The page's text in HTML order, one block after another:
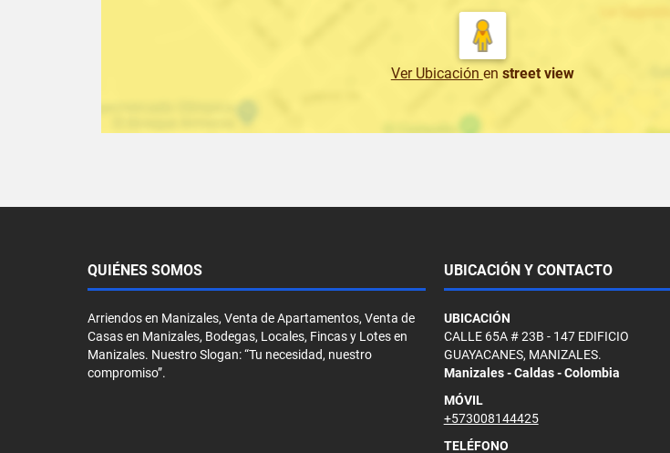
Ver Ubicación en street view
QUIÉNES SOMOS
Arriendos en Manizales, Venta de Apartamentos, Venta de
Casas en Manizales, Bodegas, Locales, Fincas y Lotes en
Manizales. Nuestro Slogan: “Tu necesidad, nuestro
compromiso”.
UBICACIÓN Y CONTACTO
UBICACIÓN
CALLE 65A # 23B - 147 EDIFICIO
GUAYACANES, MANIZALES.
Manizales - Caldas - Colombia
MÓVIL
+573008144425
TELÉFONO